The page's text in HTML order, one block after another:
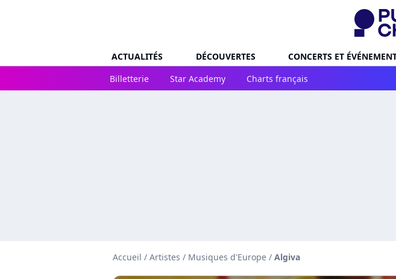
ACTUALITÉS DÉCOUVERTES CONCERTS ET
Billetterie
Star Academy Charts français
Accueil / Artistes / Musiques d'Europe / Algiva